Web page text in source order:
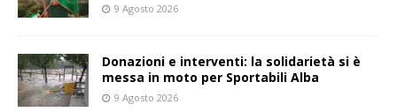
9 Agosto 2026
Donazioni e interventi: la solidarietà si è
messa in moto per Sportabili Alba
9 Agosto 2026